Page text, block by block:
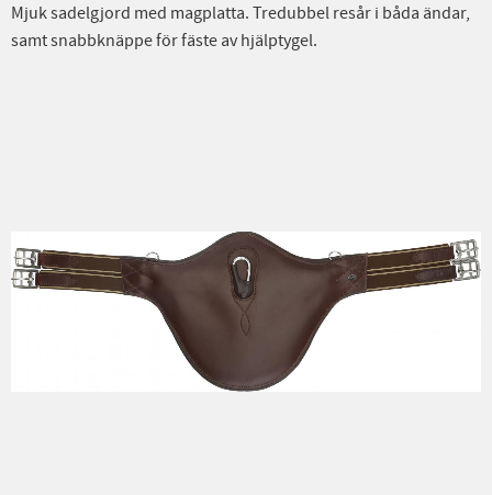
Mjuk sadelgjord med magplatta. Tredubbel resår i båda ändar,
samt snabbknäppe för fäste av hjälptygel.